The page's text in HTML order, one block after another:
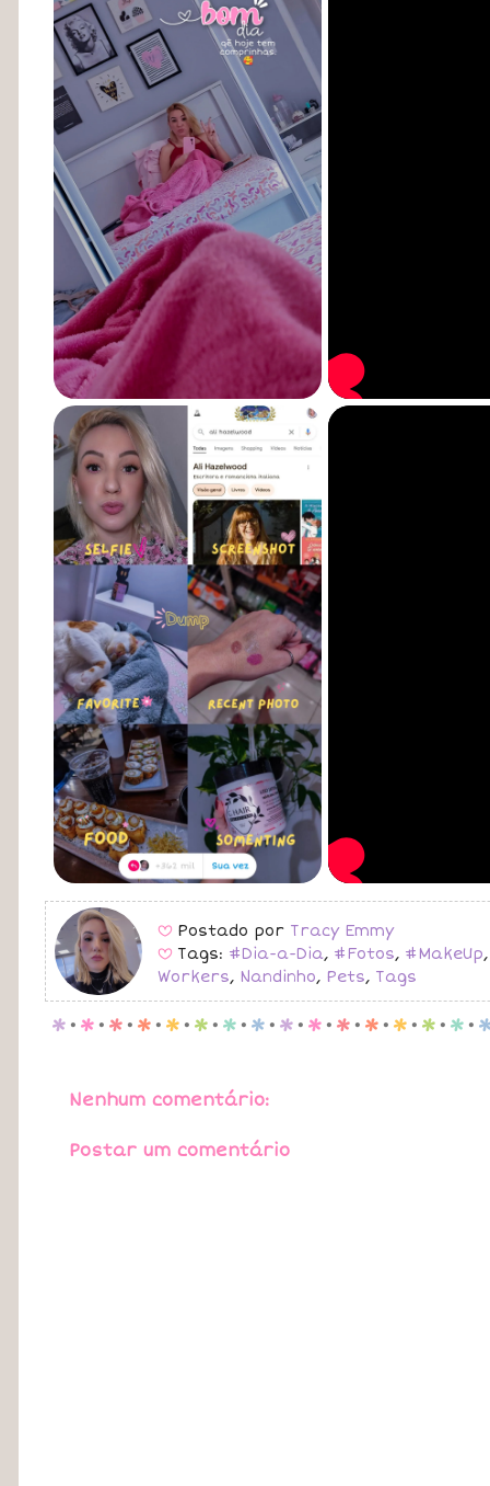
B Postado por Tracy Emmy
B Tags: #Dia-a-Dia, #Fotos, #MakeUp
Workers, Nandinho, Pets, Tags
p . p . p . p . p . p . p . p . p . p . p . p . p . p . p .
Nenhum comentário:
Postar um comentário